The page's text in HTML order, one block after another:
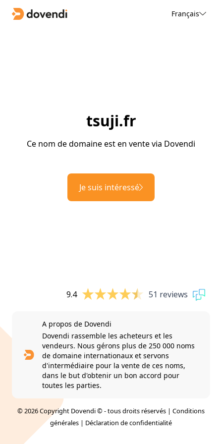
Français
tsuji.fr
Ce nom de domaine est en vente via Dovendi
Je suis intéressé
9.4 51 reviews
A propos de Dovendi
Dovendi rassemble les acheteurs et les
vendeurs. Nous gérons plus de 250 000 noms
de domaine internationaux et servons
d'intermédiaire pour la vente de ces noms,
dans le but d'obtenir un bon accord pour
toutes les parties.
© 2026 Copyright Dovendi © - tous droits réservés | Conditions
générales | Déclaration de confidentialité